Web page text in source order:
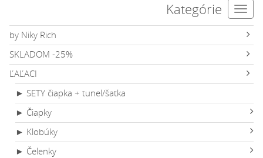
Kategórie
by Niky Rich
SKLADOM -25%
ĽAĽACI
► SETY čiapka + tunel/šatka
► Čiapky
► Klobúky
► Čelenky